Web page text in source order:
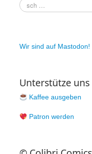
Wir sind auf Mastodon!
Unterstütze uns
Kaffee ausgeben
Patron werden